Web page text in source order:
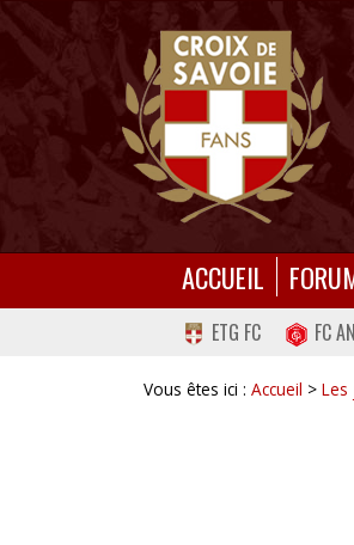
ACCUEIL
ETG FC FC
Vous êtes ici : Accueil > Les